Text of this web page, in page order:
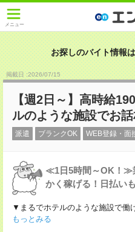
メニュー
お探しのバイト情報
掲載日 :2026/07/15
【週2日～】高時給
ルのような施設でお
派遣 ブランクOK WEB登録・面
≪1日5時間～OK！≫
かく稼げる！日払い
▼まるでホテルのような施設で
もっとみる